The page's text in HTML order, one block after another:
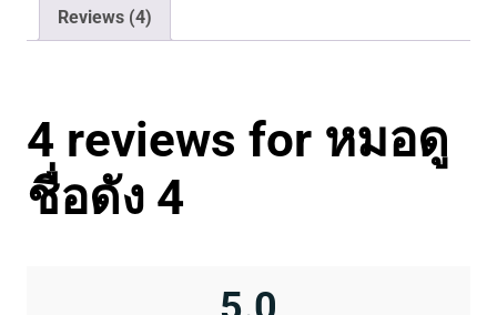
Reviews (4)
4 reviews for หมอดู
ชื่อดัง 4